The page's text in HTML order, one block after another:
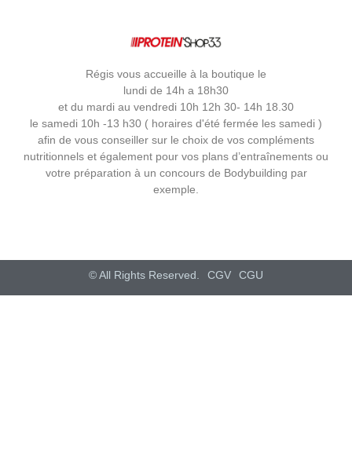
Régis vous accueille à la boutique le
lundi de 14h a 18h30
et du mardi au vendredi 10h 12h 30- 14h 18.30
le samedi 10h -13 h30 ( horaires d'été fermée les samedi )
afin de vous conseiller sur le choix de vos compléments
nutritionnels et également pour vos plans d’entraînements ou
votre préparation à un concours de Bodybuilding par
exemple.
© All Rights Reserved. CGV CGU